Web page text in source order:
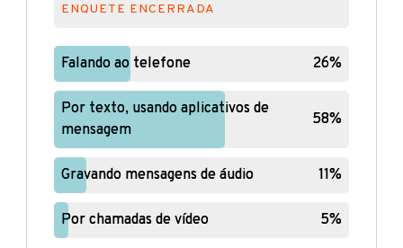
ENQUETE ENCERRADA
Falando ao telefone 26%
Falando ao telefone 26%
Por texto, usando aplicativos de
mensagem
58%
Por texto, usando aplicativos de
mensagem
58%
Gravando mensagens de áudio 11%
Gravando mensagens de áudio 11%
Por chamadas de vídeo 5%
Por chamadas de vídeo 5%